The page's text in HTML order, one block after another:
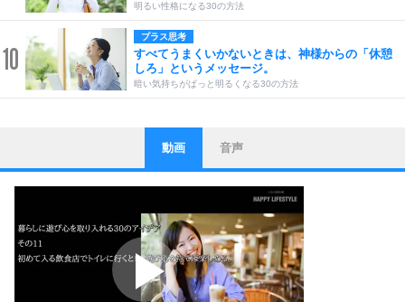
明るい性格になる30の方法
10
プラス思考
すべてうまくいかないときは、神様からの「休憩
しろ」というメッセージ。
暗い気持ちがぱっと明るくなる30の方法
1
ストレス対策
他人と比べない。
いっそのこと、他人を見ない。
いらいらしない人になる30の方法
プラス思考
ポジティブになれない原因は、行動しないから。
ポジティブ思考になる30の方法
動画 音声